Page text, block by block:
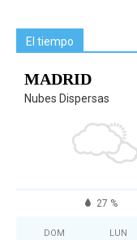
El tiempo
MADRID
Nubes Dispersas
27 %
DOM LUN